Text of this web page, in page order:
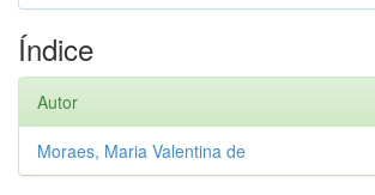
Índice
Autor
Moraes, Maria Valentina de